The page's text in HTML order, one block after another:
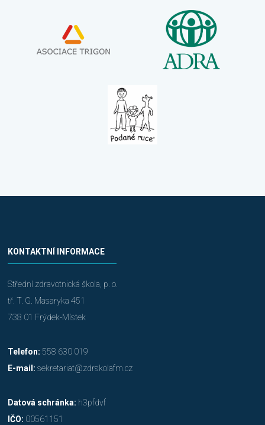
KONTAKTNÍ INFORMACE
Střední zdravotnická škola, p. o.
tř. T. G. Masaryka 451
738 01 Frýdek-Místek
Telefon: 558 630 019
E-mail: sekretariat@zdrskolafm.cz
Datová schránka: h3pfdvf
IČO: 00561151